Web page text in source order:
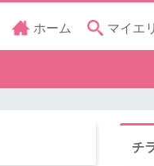
ホーム マイエ
チ